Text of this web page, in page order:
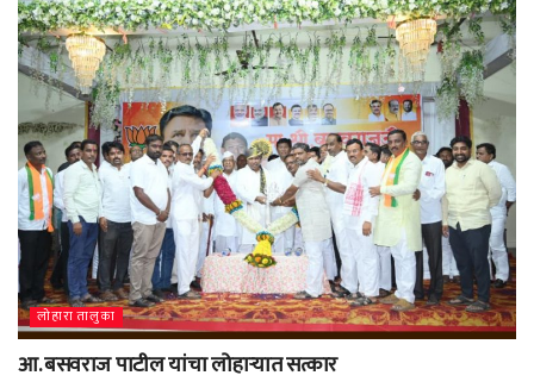
लोहारा तालुका
आ. बसवराज पाटील यांचा लोहाऱ्यात सत्कार